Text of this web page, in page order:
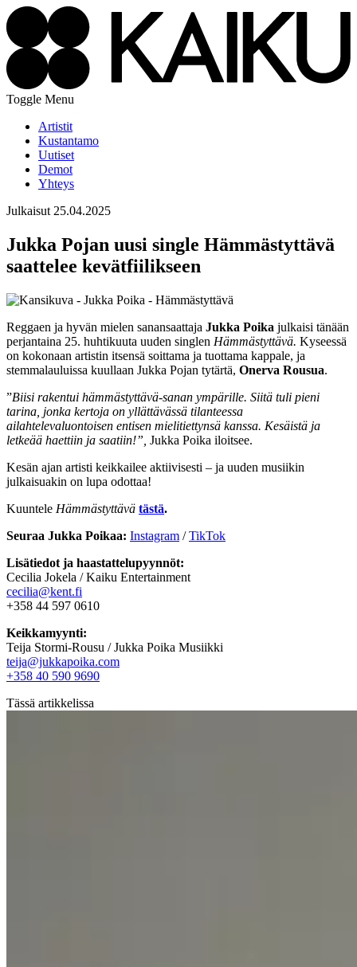
Toggle Menu
Artistit
Kustantamo
Uutiset
Demot
Yhteys
Julkaisut 25.04.2025
Jukka Pojan uusi single Hämmästyttävä
saattelee kevätfiilikseen
Reggaen ja hyvän mielen sanansaattaja Jukka Poika julkaisi tänään
perjantaina 25. huhtikuuta uuden singlen Hämmästyttävä. Kyseessä
on kokonaan artistin itsensä soittama ja tuottama kappale, ja
stemmalauluissa kuullaan Jukka Pojan tytärtä, Onerva Rousua.
”Biisi rakentui hämmästyttävä-sanan ympärille. Siitä tuli pieni
tarina, jonka kertoja on yllättävässä tilanteessa
ailahtelevaluontoisen entisen mielitiettynsä kanssa. Kesäistä ja
letkeää haettiin ja saatiin!”, Jukka Poika iloitsee.
Kesän ajan artisti keikkailee aktiivisesti – ja uuden musiikin
julkaisuakin on lupa odottaa!
Kuuntele Hämmästyttävä tästä.
Seuraa Jukka Poikaa: Instagram /TikTok
Lisätiedot ja haastattelupyynnöt:
Cecilia Jokela / Kaiku Entertainment
cecilia@kent.fi
+358 44 597 0610
Keikkamyynti:
Teija Stormi-Rousu / Jukka Poika Musiikki
teija@jukkapoika.com
+358 40 590 9690
Tässä artikkelissa